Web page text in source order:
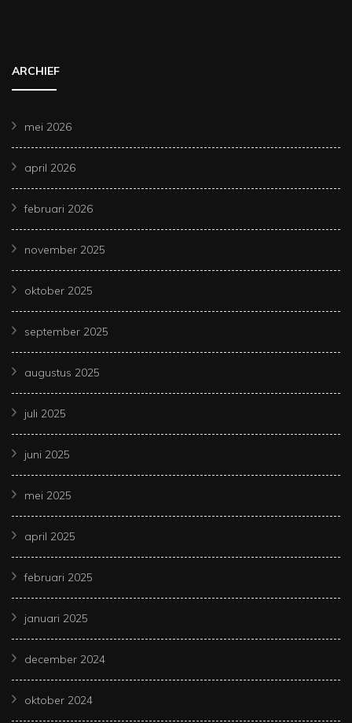
ARCHIEF
mei 2026
april 2026
februari 2026
november 2025
oktober 2025
september 2025
augustus 2025
juli 2025
juni 2025
mei 2025
april 2025
februari 2025
januari 2025
december 2024
oktober 2024